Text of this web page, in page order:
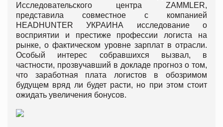
Исследовательского центра ZAMMLER,
представила совместное с компанией
HEADHUNTER УКРАИНА исследование о
восприятии и престиже профессии логиста на
рынке, о фактическом уровне зарплат в отрасли.
Особый интерес собравшихся вызвал, в
частности, прозвучавший в докладе прогноз о том,
что заработная плата логистов в обозримом
будущем вряд ли будет расти, но при этом стоит
ожидать увеличения бонусов.